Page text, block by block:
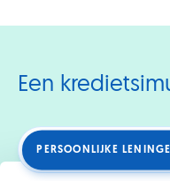
kinderen
plek
een
Een
PERSOONLIJKE